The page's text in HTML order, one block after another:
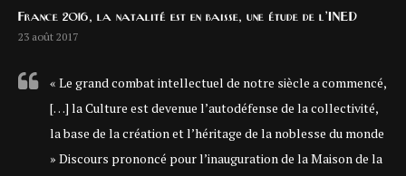
France 2016, la natalité est en baisse, une étude de l’INED
23 août 2017
« Le grand combat intellectuel de notre siècle a commencé,
[…] la Culture est devenue l’autodéfense de la collectivité,
la base de la création et l’héritage de la noblesse du monde
» Discours prononcé pour l’inauguration de la Maison de la